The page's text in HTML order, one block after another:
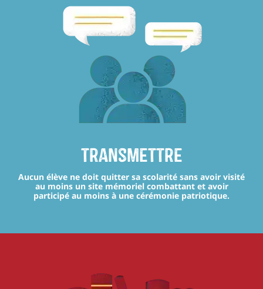
transmettre
Aucun élève ne doit quitter sa scolarité sans avoir visité
au moins un site mémoriel combattant et avoir
participé au moins à une cérémonie patriotique.